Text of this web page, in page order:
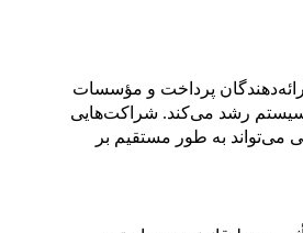
پرداخت و مؤسسات
رشد می‌کند. شراکت‌هایی
می‌تواند به طور مستقیم بر